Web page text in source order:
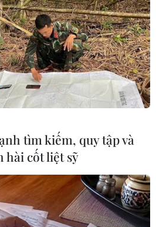
đã xảy ra vụ điện giật chết
tìm kiếm, quy tập và
hài cốt liệt sỹ